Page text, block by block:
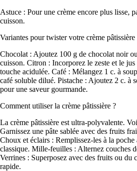
Astuce : Pour une crème encore plus lisse,
cuisson.
Variantes pour twister votre crème pâtissière
Chocolat : Ajoutez 100 g de chocolat noir
cuisson. Citron : Incorporez le zeste et le
touche acidulée. Café : Mélangez 1 c. à
café soluble dilué. Pistache : Ajoutez 2 c. à
pour une saveur gourmande.
Comment utiliser la crème pâtissière ?
La crème pâtissière est ultra-polyvalente.
Garnissez une pâte sablée avec des fruits
Choux et éclairs : Remplissez-les à la
classique. Mille-feuilles : Alternez couches
Verrines : Superposez avec des fruits ou du
rapide.